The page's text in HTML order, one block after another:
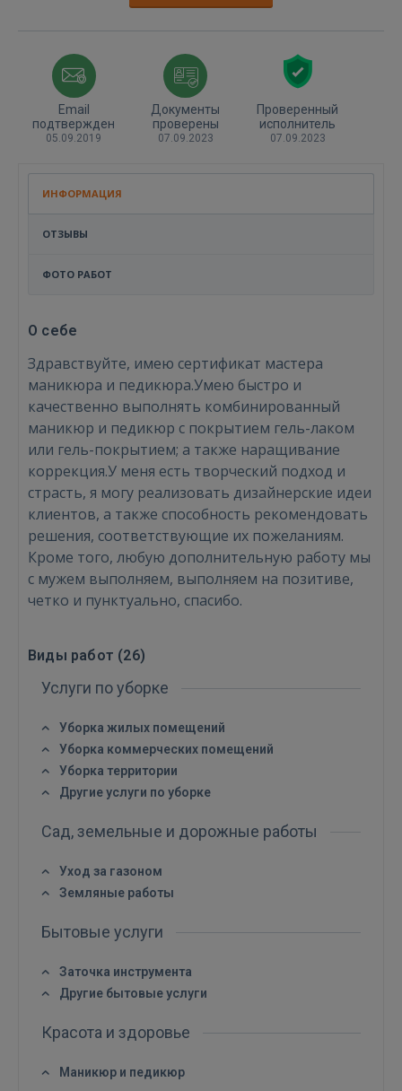
Войти
Забыли пароль?
FACEBOOK
Email
подтвержден
05.09.2019
Документы
проверены
07.09.2023
Проверенный
исполнитель
07.09.2023
ИНФОРМАЦИЯ
ОТЗЫВЫ
ФОТО РАБОТ
О себе
Здравствуйте, имею сертификат мастера
маникюра и педикюра.Умею быстро и
качественно выполнять комбинированный
маникюр и педикюр с покрытием гель-лаком
или гель-покрытием; а также наращивание
коррекция.У меня есть творческий подход и
страсть, я могу реализовать дизайнерские идеи
клиентов, а также способность рекомендовать
решения, соответствующие их пожеланиям.
Кроме того, любую дополнительную работу мы
с мужем выполняем, выполняем на позитиве,
четко и пунктуально, спасибо.
Виды работ (26)
Услуги по уборке
Уборка жилых помещений
Уборка коммерческих помещений
Уборка территории
Другие услуги по уборке
Сад, земельные и дорожные работы
Уход за газоном
Земляные работы
Бытовые услуги
Заточка инструмента
Другие бытовые услуги
Красота и здоровье
Маникюр и педикюр